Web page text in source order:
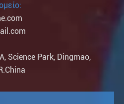
Science Park, Dingmao,